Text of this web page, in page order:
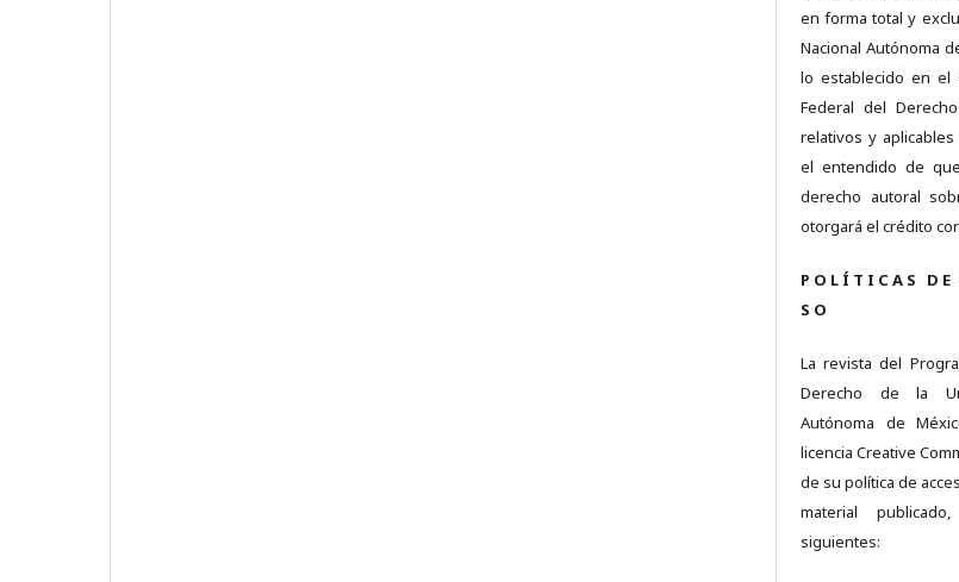
en forma total y
Nacional Autónoma
lo establecido en el
Federal del
relativos y
el entendido de
derecho autoral
otorgará el crédito
P O L Í T I C A S D
S O
La revista del
Derecho de la
Autónoma de
licencia Creative
de su política de
material
siguientes: